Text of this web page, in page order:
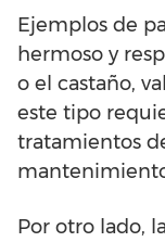
Ejemplos de
hermoso y
o el castaño,
este tipo
tratamientos
Por otro lado,